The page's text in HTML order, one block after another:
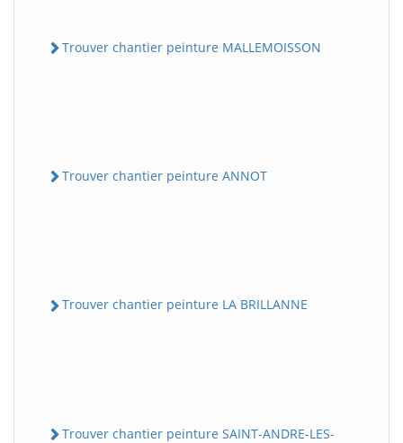
Trouver chantier peinture MALLEMOISSON
Trouver chantier peinture ANNOT
Trouver chantier peinture LA BRILLANNE
Trouver chantier peinture SAINT-ANDRE-LES-